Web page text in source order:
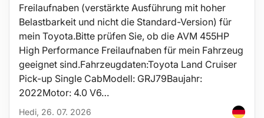
Stabilität
Die Materialqualität erlaubt den Einsatz der Wanne in einem
weiten Temperaturbereich von -60°C bis +80°C und bietet zudem
eine beträchtliche Beständigkeit gegenüber Alterung durch UV-
Strahlung.
Sicherheit
Hypoallergenes Material ermöglicht eine beliebige Verwendung in
Freilaufnaben (verstärkte Ausführung mit hoher
Belastbarkeit und nicht die Standard-Version) für
mein Toyota.Bitte prüfen Sie, ob die AVM 455HP
High Performance Freilaufnaben für mein Fahrzeug
geeignet sind.Fahrzeugdaten:Toyota Land Cruiser
Pick-up Single CabModell: GRJ79Baujahr:
2022Motor: 4.0 V6…
Hedi, 26. 07. 2026